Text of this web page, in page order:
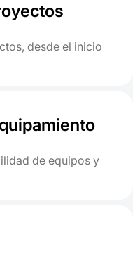
desde el inicio
de equipos y